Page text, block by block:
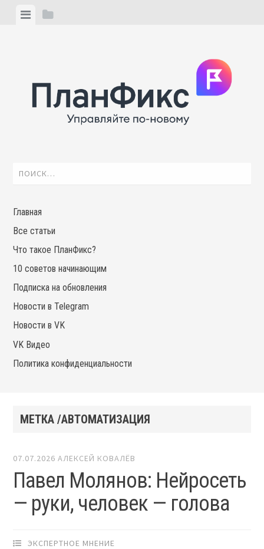
ViewView
Найти:
Главная
Все статьи
Что такое ПланФикс?
10 советов начинающим
Подписка на обновления
Новости в Telegram
Новости в VK
VK Видео
Политика конфиденциальности
МЕТКА /АВТОМАТИЗАЦИЯ
07.07.2026 АЛЕКСЕЙ КОВАЛЁВ
Павел Молянов: Нейросеть
— руки, человек — голова
ЭКСПЕРТНОЕ МНЕНИЕ